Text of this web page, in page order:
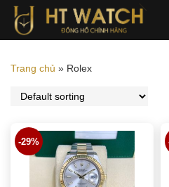
Trang chủ » Rolex
-29%